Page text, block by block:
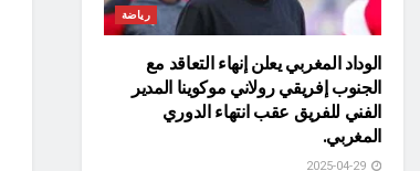
رياضة
الوداد المغربي يعلن إنهاء التعاقد مع
الجنوب إفريقي رولاني موكوينا المدير
الفني للفريق عقب انتهاء الدوري
المغربي.